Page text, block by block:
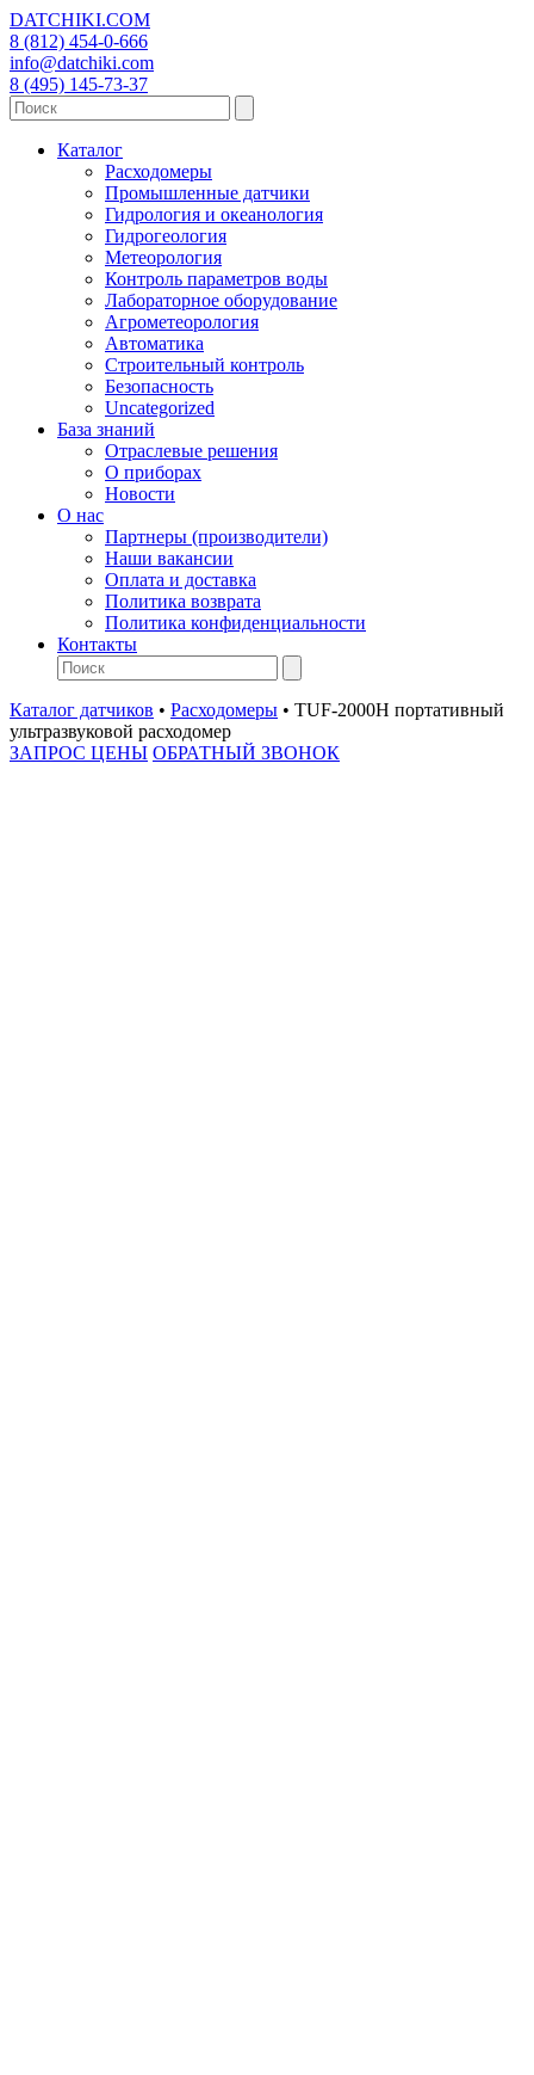
DATCHIKI.COM
8 (812) 454-0-666
info@datchiki.com
8 (495) 145-73-37
Каталог
Расходомеры
Промышленные датчики
Гидрология и океанология
Гидрогеология
Метеорология
Контроль параметров воды
Лабораторное оборудование
Агрометеорология
Автоматика
Строительный контроль
Безопасность
Uncategorized
База знаний
Отраслевые решения
О приборах
Новости
О нас
Партнеры (производители)
Наши вакансии
Оплата и доставка
Политика возврата
Политика конфиденциальности
Контакты
Каталог датчиков • Расходомеры • TUF-2000H портативный
ультразвуковой расходомер
ЗАПРОС ЦЕНЫ ОБРАТНЫЙ ЗВОНОК